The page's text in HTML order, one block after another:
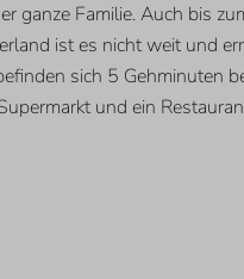
ganze Familie. Auch bis
ist es nicht weit und
sich 5 Gehminuten
und ein